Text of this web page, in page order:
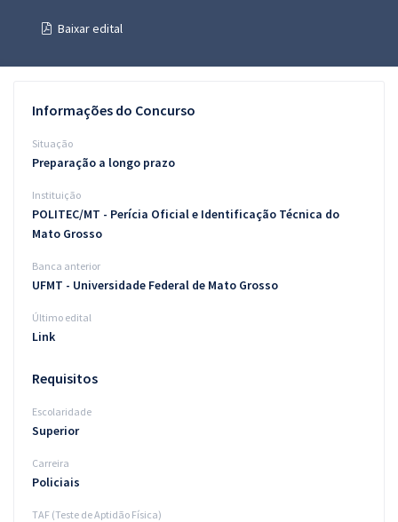
Mentorias
Conteúdo gratuito
Blog
Atendimento
Baixar edital
Informações do Concurso
Situação
Preparação a longo prazo
Instituição
POLITEC/MT - Perícia Oficial e Identificação Técnica do
Mato Grosso
Banca anterior
UFMT - Universidade Federal de Mato Grosso
Último edital
Link
Requisitos
Escolaridade
Superior
Carreira
Policiais
TAF (Teste de Aptidão Física)